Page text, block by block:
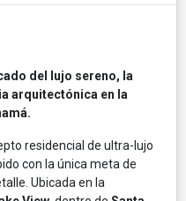
del lujo sereno, la
arquitectónica en la
residencial de ultra-lujo
con la única meta de
Ubicada en la